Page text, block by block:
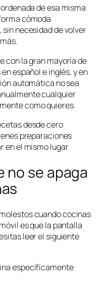
de esa misma
cómoda
necesidad de volver
con la gran mayoría de
español e inglés, y en
automática no sea
cualquier
como quieres.
desde cero
preparaciones
en el mismo lugar.
no se apaga
cuando cocinas
es que la pantalla
leer el siguiente
específicamente